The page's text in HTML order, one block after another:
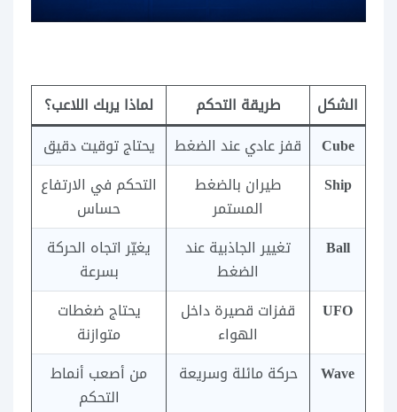
الشكل طريقة التحكم
لماذا يربك اللاعب؟
Cube
قفز عادي عند الضغط
يحتاج توقيت دقيق
Ship
طيران بالضغط
المستمر
التحكم في الارتفاع
حساس
Ball
تغيير الجاذبية عند
الضغط
يغيّر اتجاه الحركة
بسرعة
UFO
قفزات قصيرة داخل
الهواء
يحتاج ضغطات
متوازنة
Wave
حركة مائلة وسريعة
من أصعب أنماط
التحكم